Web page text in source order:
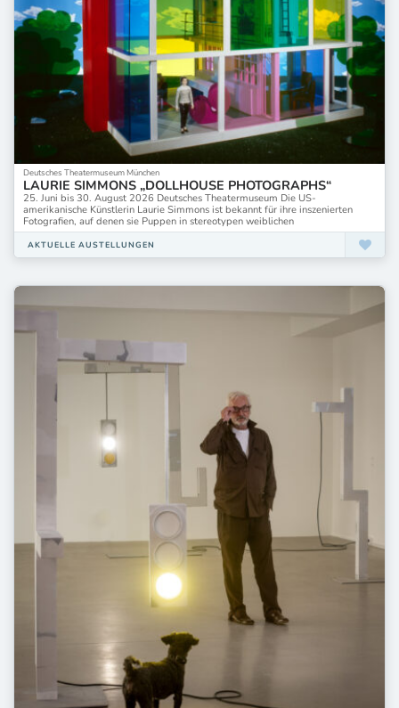
Deutsches Theatermuseum München
LAURIE SIMMONS „DOLLHOUSE PHOTOGRAPHS“
25. Juni bis 30. August 2026 Deutsches Theatermuseum Die US-
amerikanische Künstlerin Laurie Simmons ist bekannt für ihre inszenierten
Fotografien, auf denen sie Puppen in stereotypen weiblichen
AKTUELLE AUSTELLUNGEN